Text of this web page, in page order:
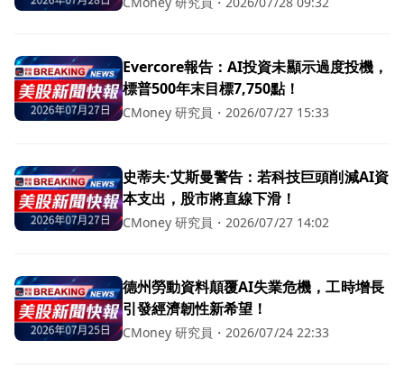
Evercore報告：AI投資未顯示過度投機，
標普500年末目標7,750點！
CMoney 研究員 ・2026/07/27 15:33
史蒂夫·艾斯曼警告：若科技巨頭削減AI資
本支出，股市將直線下滑！
CMoney 研究員 ・2026/07/27 14:02
德州勞動資料顛覆AI失業危機，工時增長
引發經濟韌性新希望！
CMoney 研究員 ・2026/07/24 22:33